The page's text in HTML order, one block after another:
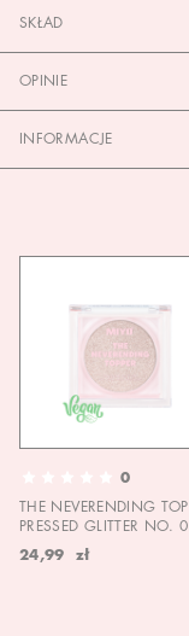
SKŁAD
OPINIE
INFORMACJE
0
THE NEVERENDING
PRESSED GLITTER NO.
MOON CHILD
24,99 zł